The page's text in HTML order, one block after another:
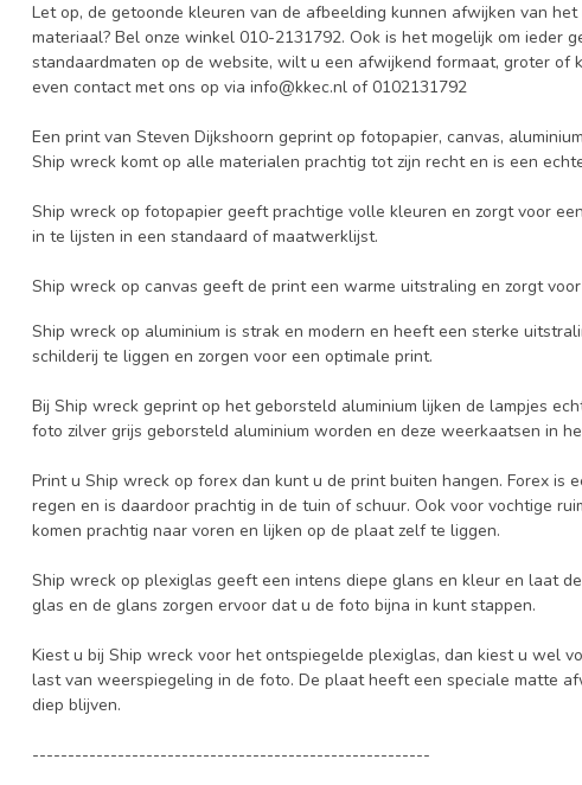
Let op, de getoonde kleuren van de afbeelding kunnen afwijken van
materiaal? Bel onze winkel 010-2131792. Ook is het mogelijk om ieder
standaardmaten op de website, wilt u een afwijkend formaat, groter of
even contact met ons op via info@kkec.nl of 0102131792
Een print van Steven Dijkshoorn geprint op fotopapier, canvas,
Ship wreck komt op alle materialen prachtig tot zijn recht en is een
Ship wreck op fotopapier geeft prachtige volle kleuren en zorgt voor
in te lijsten in een standaard of maatwerklijst.
Ship wreck op canvas geeft de print een warme uitstraling en zorgt
Ship wreck op aluminium is strak en modern en heeft een sterke
schilderij te liggen en zorgen voor een optimale print.
Bij Ship wreck geprint op het geborsteld aluminium lijken de lampjes
foto zilver grijs geborsteld aluminium worden en deze weerkaatsen in
Print u Ship wreck op forex dan kunt u de print buiten hangen. Forex is
regen en is daardoor prachtig in de tuin of schuur. Ook voor vochtige
komen prachtig naar voren en lijken op de plaat zelf te liggen.
Ship wreck op plexiglas geeft een intens diepe glans en kleur en laat
glas en de glans zorgen ervoor dat u de foto bijna in kunt stappen.
Kiest u bij Ship wreck voor het ontspiegelde plexiglas, dan kiest u wel
last van weerspiegeling in de foto. De plaat heeft een speciale matte
diep blijven.
--------------------------------------------------------